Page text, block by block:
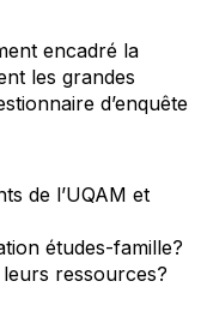
encadré la
les grandes
d’enquête
de l’UQAM et
études-famille?
ressources?